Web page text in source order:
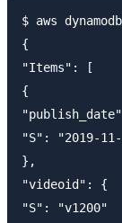
$ aws
{
"Items": [
{
"S": "2019-
},
"videoid": {
"S": "v1200"